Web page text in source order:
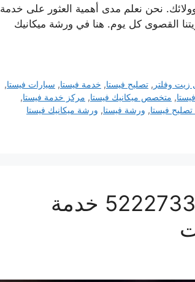
نحن نعلم مدى أهمية العثور على خدمة
القصوى كل يوم. هنا في ورشة ميكانيك
زيت وفلتر ,تصليح فيستا, خدمة فيستا, سيارات فيستا,
, متخصص ميكانيك فيستا, مركز خدمة فيستا,
فيستا, ورشة فيستا, ورشة ميكانيك فيستا
افضل خدمة سيارات فيستا 52227338 خدمة